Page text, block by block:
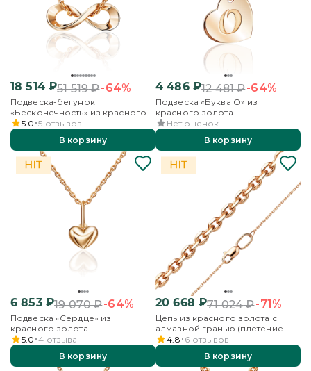
18 514₽51 519₽-64%
Подвеска-бегунок
«Бесконечность» из красного
золота
5.0 5 отзывов
В корзину
4 486₽12 481₽-64%
Подвеска «Буква О» из
красного золота
Нет оценок
В корзину
6 853₽19 070₽-64%
Подвеска «Сердце» из
красного золота
5.0 4 отзыва
В корзину
20 668 ₽71 024₽-71%
Цепь из красного золота с
алмазной гранью (плетение
«Якорное»)
4.8 6 отзывов
В корзину